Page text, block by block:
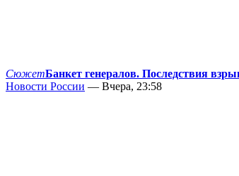
СюжетБанкет генералов. Последствия
Новости России — Вчера, 23:58